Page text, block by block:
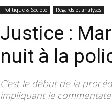
Politique & Société Regards et analyses
Justice :
nuit à la
C’est le début de la
impliquant le